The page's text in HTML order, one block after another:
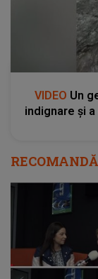
VIDEO Un
indignare și